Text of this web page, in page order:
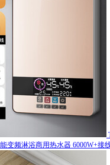
变频淋浴商用热水器 6000W+接